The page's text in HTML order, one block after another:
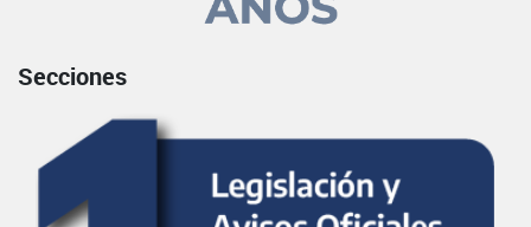
Secciones